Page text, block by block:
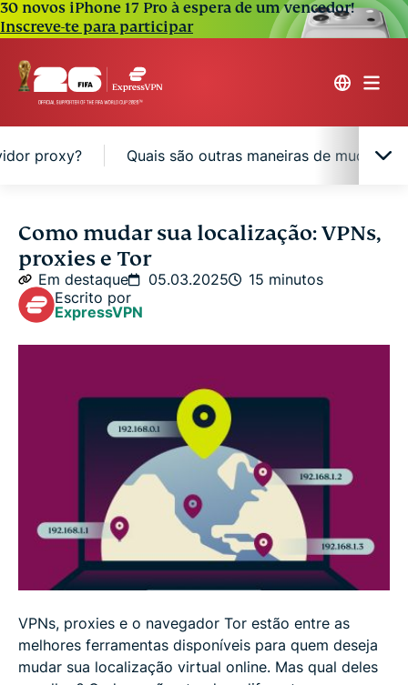
30 novos iPhone 17 Pro à espera de um vencedor!
Inscreve-te para participar
proxy? Quais são outras maneiras de mudar
Como funcionam as mudanças de localização
virtual?
Por que devo mudar minha localização virtual?
Como mudar minha localização virtual com uma
Uma VPN muda meu endereço IP?
Como uma VPN muda meu IP?
Como posso mudar minha localização virtual com
o navegador Tor?
um servidor proxy?
Quais são outras maneiras de mudar minha
Como mudar sua localização: VPNs,
proxies e Tor
Em destaque 05.03.2025
15 minutos
Escrito por
ExpressVPN
VPNs, proxies e o navegador Tor estão entre as
melhores ferramentas disponíveis para quem deseja
mudar sua localização virtual online. Mas qual deles